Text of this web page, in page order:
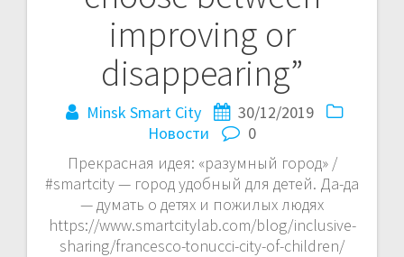
improving or
disappearing”
Minsk Smart City
30/12/2019
Новости
0
Прекрасная идея: «разумный город» /
#smartcity — город удобный для детей. Да-да
— думать о детях и пожилых людях
https://www.smartcitylab.com/blog/inclusive-
sharing/francesco-tonucci-city-of-children/